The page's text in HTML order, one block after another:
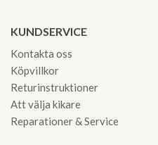
KUNDSERVICE
Kontakta oss
Köpvillkor
Returinstruktioner
Att välja kikare
Reparationer & Service